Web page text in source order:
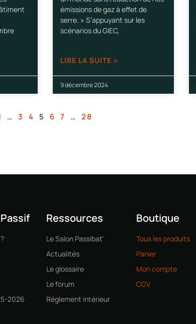
émissions de gaz à effet de
serre. » S’appuyant sur les
scénarios du GIEC,
LIRE LA SUITE »
9 décembre 2024
… 3 4 5 6 7 … 28
2026
Ressources
Le Salon Passibat'
Actualités
Le glossaire
Le forum
Réglement intérieur
Boutique
Tous les produits
Panier
Mon compte
CGV